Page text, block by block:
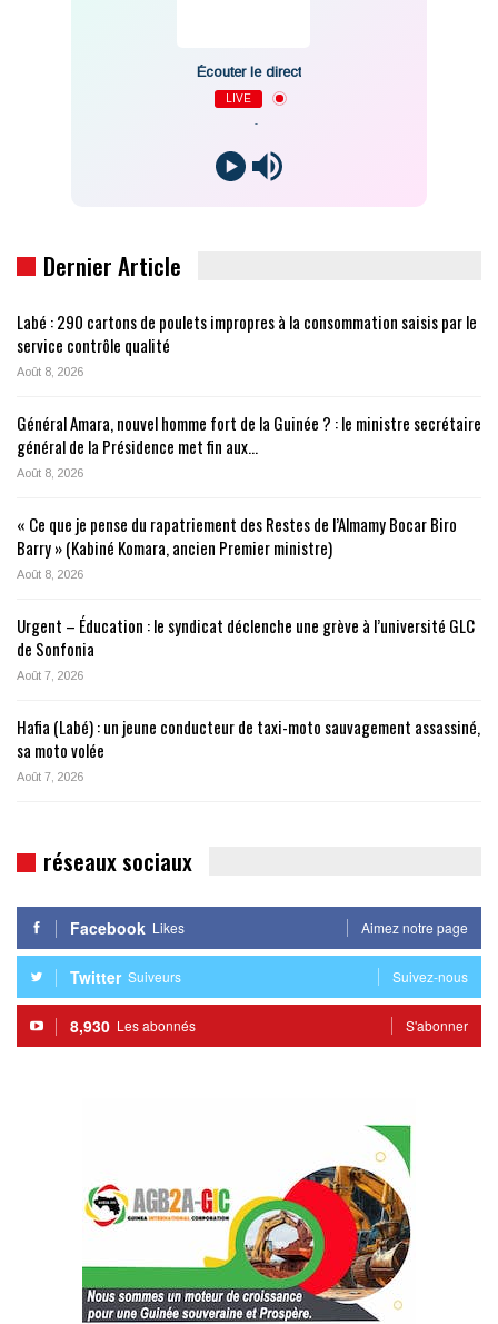
Écouter le direct
LIVE
Dernier Article
Labé : 290 cartons de poulets impropres à la consommation saisis par le
service contrôle qualité
Août 8, 2026
Général Amara, nouvel homme fort de la Guinée ? : le ministre secrétaire
général de la Présidence met fin aux…
Août 8, 2026
« Ce que je pense du rapatriement des Restes de l’Almamy Bocar Biro
Barry » (Kabiné Komara, ancien Premier ministre)
Août 8, 2026
Urgent – Éducation : le syndicat déclenche une grève à l’université GLC
de Sonfonia
Août 7, 2026
Hafia (Labé) : un jeune conducteur de taxi-moto sauvagement assassiné,
sa moto volée
Août 7, 2026
réseaux sociaux
Facebook Likes Aimez notre page
Twitter Suiveurs Suivez-nous
8,930 Les abonnés S'abonner